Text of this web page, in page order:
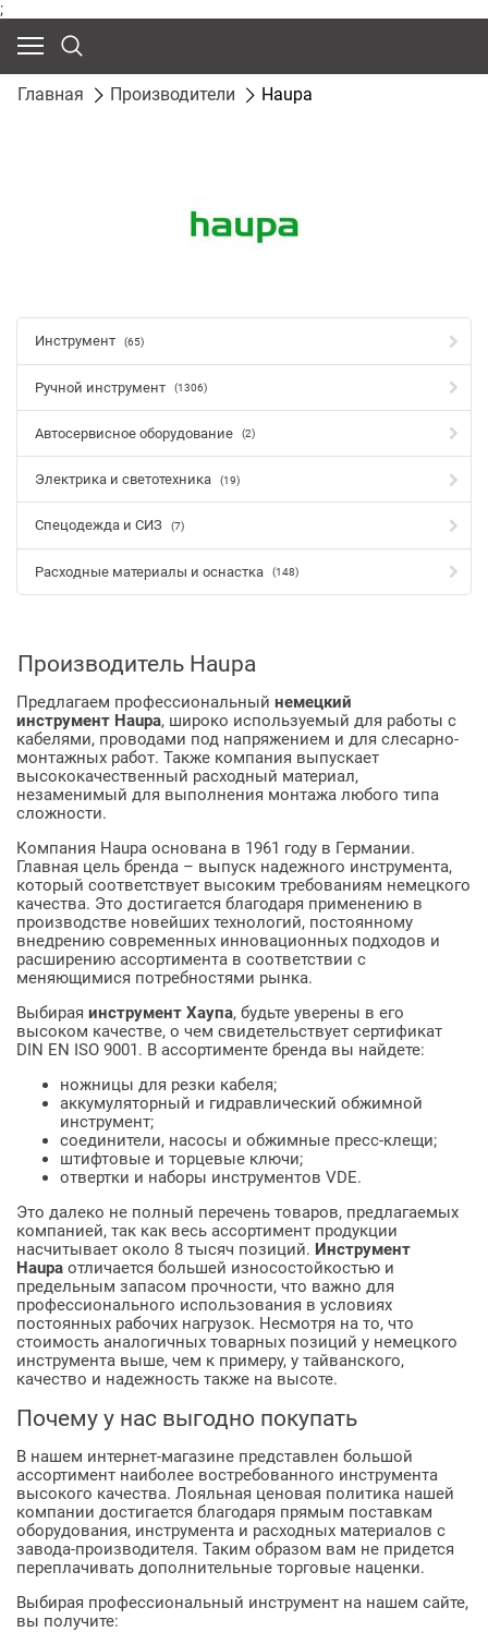
;
Главная Производители Haupa
Инструмент (65)
Ручной инструмент (1306)
Автосервисное оборудование (2)
Электрика и светотехника (19)
Спецодежда и СИЗ (7)
Расходные материалы и оснастка (148)
Производитель Haupa
Предлагаем профессиональный немецкий
инструмент Haupa, широко используемый для работы с
кабелями, проводами под напряжением и для слесарно-
монтажных работ. Также компания выпускает
высококачественный расходный материал,
незаменимый для выполнения монтажа любого типа
сложности.
Компания Haupa основана в 1961 году в Германии.
Главная цель бренда – выпуск надежного инструмента,
который соответствует высоким требованиям немецкого
качества. Это достигается благодаря применению в
производстве новейших технологий, постоянному
внедрению современных инновационных подходов и
расширению ассортимента в соответствии с
меняющимися потребностями рынка.
Выбирая инструмент Хаупа, будьте уверены в его
высоком качестве, о чем свидетельствует сертификат
DIN EN ISO 9001. В ассортименте бренда вы найдете:
ножницы для резки кабеля;
аккумуляторный и гидравлический обжимной
инструмент;
соединители, насосы и обжимные пресс-клещи;
штифтовые и торцевые ключи;
отвертки и наборы инструментов VDE.
Это далеко не полный перечень товаров, предлагаемых
компанией, так как весь ассортимент продукции
насчитывает около 8 тысяч позиций. Инструмент
Haupa отличается большей износостойкостью и
предельным запасом прочности, что важно для
профессионального использования в условиях
постоянных рабочих нагрузок. Несмотря на то, что
стоимость аналогичных товарных позиций у немецкого
инструмента выше, чем к примеру, у тайванского,
качество и надежность также на высоте.
Почему у нас выгодно покупать
В нашем интернет-магазине представлен большой
ассортимент наиболее востребованного инструмента
высокого качества. Лояльная ценовая политика нашей
компании достигается благодаря прямым поставкам
оборудования, инструмента и расходных материалов с
завода-производителя. Таким образом вам не придется
переплачивать дополнительные торговые наценки.
Выбирая профессиональный инструмент на нашем сайте,
вы получите: